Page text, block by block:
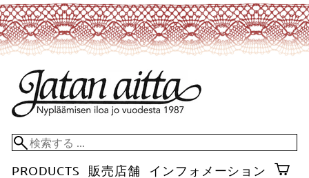
PRODUCTS 販売店舗 インフォメーション